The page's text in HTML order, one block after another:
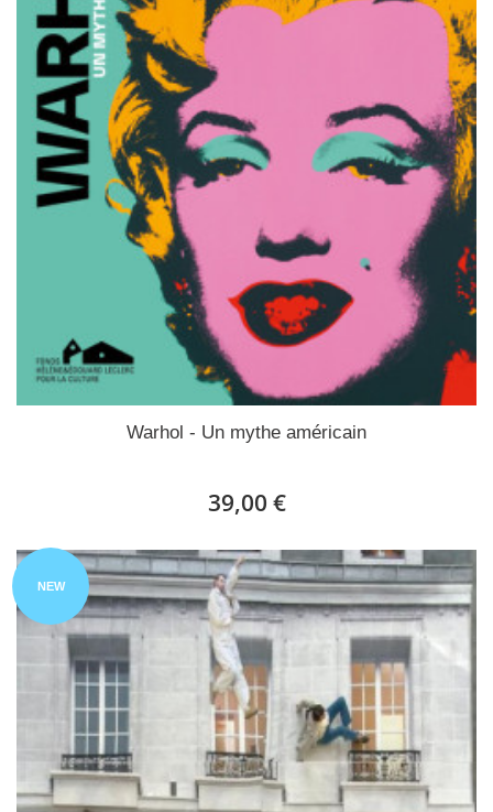
Warhol - Un mythe américain
39,00 €
NEW